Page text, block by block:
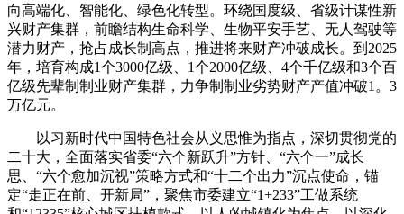
向高端化、智能化、绿色化转型。环绕国度级、省级计谋性新
兴财产集群，前瞻结构生命科学、生物平安手艺、无人驾驶等
潜力财产，抢占成长制高点，推进将来财产冲破成长。到2025
年，培育构成1个3000亿级、1个2000亿级、4个千亿级和3个百
亿级先辈制制业财产集群，力争制制业劣势财产产值冲破1。3
万亿元。
以习新时代中国特色社会从义思惟为指点，深切贯彻党的
二十大，全面落实省委“六个新跃升”方针、“六个一”成长
思、“六个愈加沉视”策略方式和“十二个出力”沉点使命，锚
定“走正在前、开新局”，聚焦市委建立“1+233”工做系统